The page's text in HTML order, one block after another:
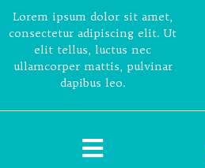
Lorem ipsum dolor sit amet,
consectetur adipiscing elit. Ut
elit tellus, luctus nec
ullamcorper mattis, pulvinar
dapibus leo.